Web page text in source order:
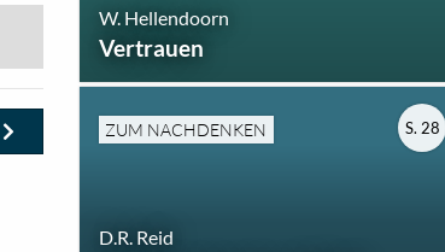
W. Hellendoorn
Vertrauen
ZUM NACHDENKEN
D.R. Reid
S. 28